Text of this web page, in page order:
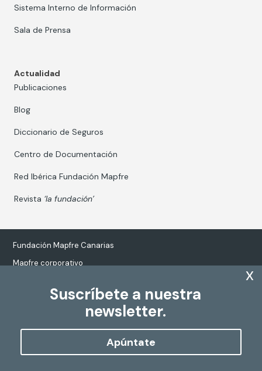
Suscríbete a nuestra
newsletter.
Apúntate
x
Sistema Interno de Información
Sala de Prensa
Actualidad
Publicaciones
Blog
Diccionario de Seguros
Centro de Documentación
Red Ibérica Fundación Mapfre
Revista ‘la fundación’
Fundación Mapfre Canarias
Mapfre corporativo
Tratamiento de datos personales
Política de Cookies